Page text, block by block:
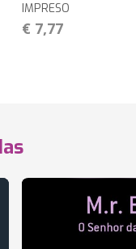
IMPRESO
€ 7,77